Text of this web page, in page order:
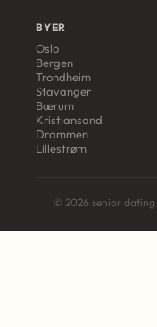
BYER
Oslo
Bergen
Trondheim
Stavanger
Bærum
Kristiansand
Drammen
Lillestrøm
© 2026 senior